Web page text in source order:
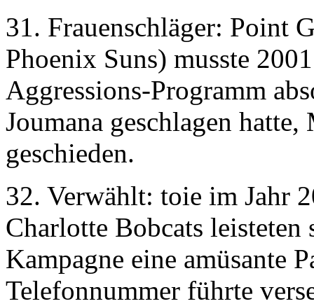
31. Frauenschläger: Point
Phoenix Suns) musste
Aggressions-Programm
Joumana geschlagen
geschieden.
32. Verwählt: toie im Jahr
Charlotte Bobcats
Kampagne eine amüsante
Telefonnummer führte